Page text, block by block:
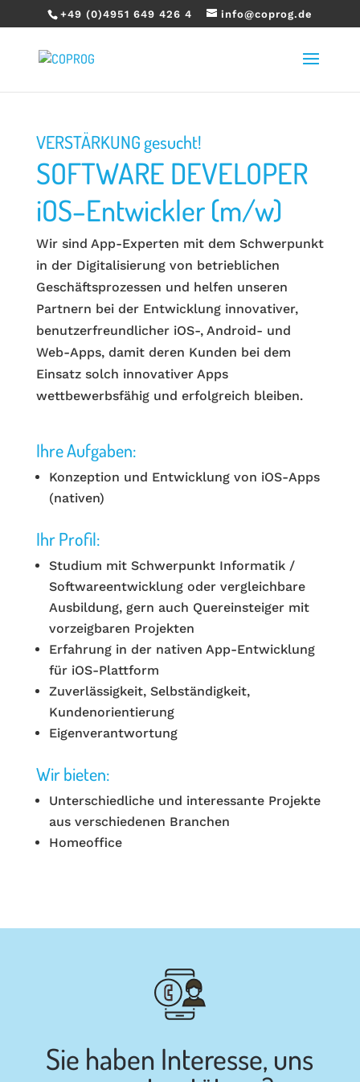
+49 (0)4951 649 426 4 info@coprog.de
VERSTÄRKUNG gesucht!
SOFTWARE DEVELOPER
iOS–Entwickler (m/w)
Wir sind App-Experten mit dem Schwerpunkt
in der Digitalisierung von betrieblichen
Geschäftsprozessen und helfen unseren
Partnern bei der Entwicklung innovativer,
benutzerfreundlicher iOS-, Android- und
Web-Apps, damit deren Kunden bei dem
Einsatz solch innovativer Apps
wettbewerbsfähig und erfolgreich bleiben.
Ihre Aufgaben:
Konzeption und Entwicklung von iOS-Apps
(nativen)
Ihr Profil:
Studium mit Schwerpunkt Informatik /
Softwareentwicklung oder vergleichbare
Ausbildung, gern auch Quereinsteiger mit
vorzeigbaren Projekten
Erfahrung in der nativen App-Entwicklung
für iOS-Plattform
Zuverlässigkeit, Selbständigkeit,
Kundenorientierung
Eigenverantwortung
Wir bieten:
Unterschiedliche und interessante Projekte
aus verschiedenen Branchen
Homeoffice
Sie haben Interesse, uns